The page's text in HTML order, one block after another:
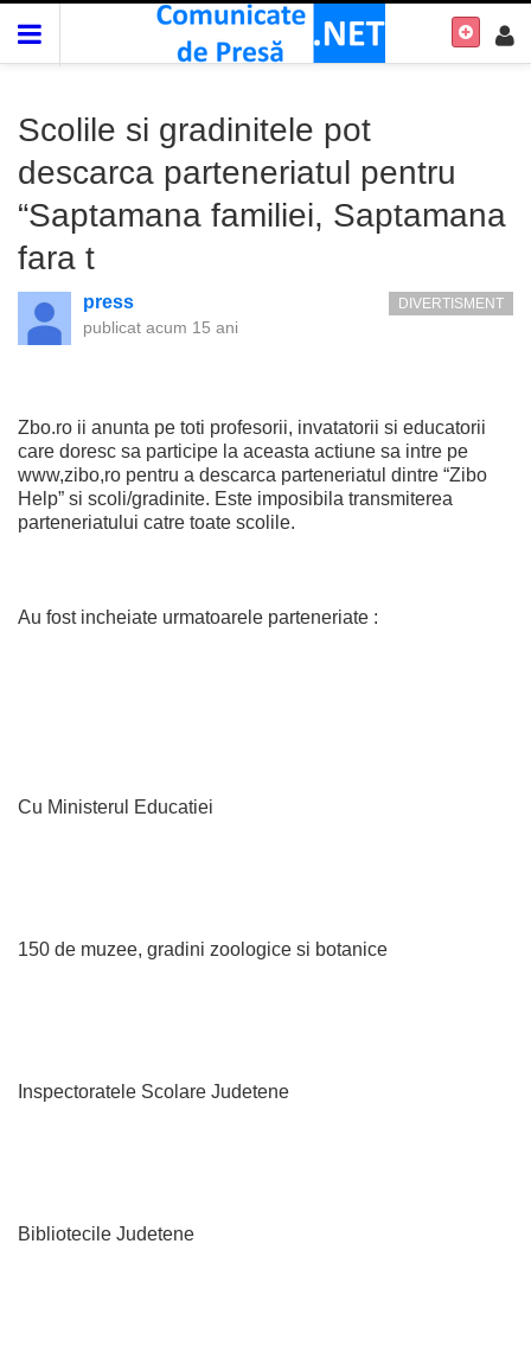
Scolile si gradinitele pot
descarca parteneriatul pentru
“Saptamana familiei, Saptamana
fara t
press
publicat acum 15 ani
DIVERTISMENT
Zbo.ro ii anunta pe toti profesorii, invatatorii si educatorii
care doresc sa participe la aceasta actiune sa intre pe
www,zibo,ro pentru a descarca parteneriatul dintre “Zibo
Help” si scoli/gradinite. Este imposibila transmiterea
parteneriatului catre toate scolile.
Au fost incheiate urmatoarele parteneriate :
Cu Ministerul Educatiei
150 de muzee, gradini zoologice si botanice
Inspectoratele Scolare Judetene
Bibliotecile Judetene